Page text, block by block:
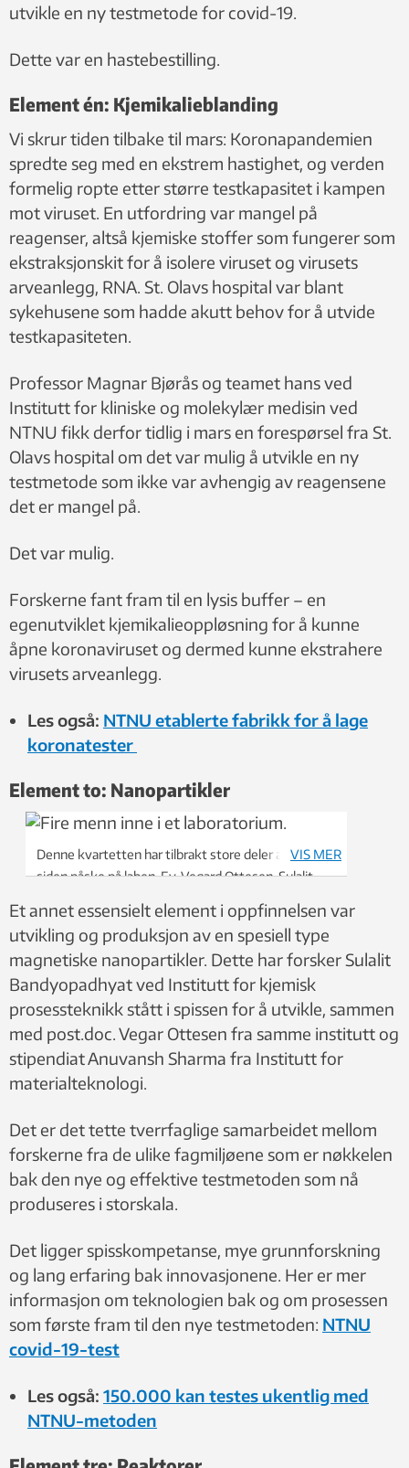
utvikle en ny testmetode for covid-19.
Dette var en hastebestilling.
Element én: Kjemikalieblanding
Vi skrur tiden tilbake til mars: Koronapandemien
spredte seg med en ekstrem hastighet, og verden
formelig ropte etter større testkapasitet i kampen
mot viruset. En utfordring var mangel på
reagenser, altså kjemiske stoffer som fungerer som
ekstraksjonskit for å isolere viruset og virusets
arveanlegg, RNA. St. Olavs hospital var blant
sykehusene som hadde akutt behov for å utvide
testkapasiteten.
Professor Magnar Bjørås og teamet hans ved
Institutt for kliniske og molekylær medisin ved
NTNU fikk derfor tidlig i mars en forespørsel fra St.
Olavs hospital om det var mulig å utvikle en ny
testmetode som ikke var avhengig av reagensene
det er mangel på.
Det var mulig.
Forskerne fant fram til en lysis buffer – en
egenutviklet kjemikalieoppløsning for å kunne
åpne koronaviruset og dermed kunne ekstrahere
virusets arveanlegg.
Les også: NTNU etablerte fabrikk for å lage
koronatester
Element to: Nanopartikler
Denne kvartetten har tilbrakt store deler av livet
siden påske på laben. F.v. Vegard Ottesen, Sulalit
Bjørås. Foto: Idun Haugan
VIS MER
Et annet essensielt element i oppfinnelsen var
utvikling og produksjon av en spesiell type
magnetiske nanopartikler. Dette har forsker Sulalit
Bandyopadhyat ved Institutt for kjemisk
prosessteknikk stått i spissen for å utvikle, sammen
med post.doc. Vegar Ottesen fra samme institutt og
stipendiat Anuvansh Sharma fra Institutt for
materialteknologi.
Det er det tette tverrfaglige samarbeidet mellom
forskerne fra de ulike fagmiljøene som er nøkkelen
bak den nye og effektive testmetoden som nå
produseres i storskala.
Det ligger spisskompetanse, mye grunnforskning
og lang erfaring bak innovasjonene. Her er mer
informasjon om teknologien bak og om prosessen
som første fram til den nye testmetoden: NTNU
covid-19-test
Les også: 150.000 kan testes ukentlig med
NTNU-metoden